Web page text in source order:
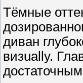
Тёмные
диван
визually.